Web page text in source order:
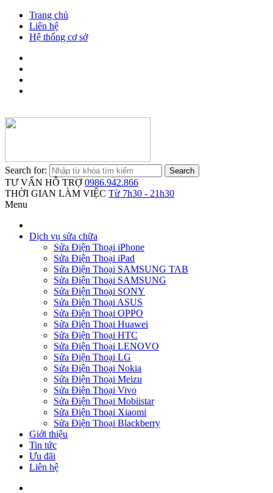
Trang chủ
Liên hệ
Hệ thống cơ sở
Search for:
TƯ VẤN HỖ TRỢ 0986.942.866
THỜI GIAN LÀM VIỆC Từ 7h30 - 21h30
Menu
Dịch vụ sửa chữa
Sửa Điện Thoại iPhone
Sửa Điện Thoại iPad
Sửa Điện Thoại SAMSUNG TAB
Sửa Điện Thoại SAMSUNG
Sửa Điện Thoại SONY
Sửa Điện Thoại ASUS
Sửa Điện Thoại OPPO
Sửa Điện Thoại Huawei
Sửa Điện Thoại HTC
Sửa Điện Thoại LENOVO
Sửa Điện Thoại LG
Sửa Điện Thoại Nokia
Sửa Điện Thoại Meizu
Sửa Điện Thoại Vivo
Sửa Điện Thoại Mobiistar
Sửa Điện Thoại Xiaomi
Sửa Điện Thoại Blackberry
Giới thiệu
Tin tức
Ưu đãi
Liên hệ